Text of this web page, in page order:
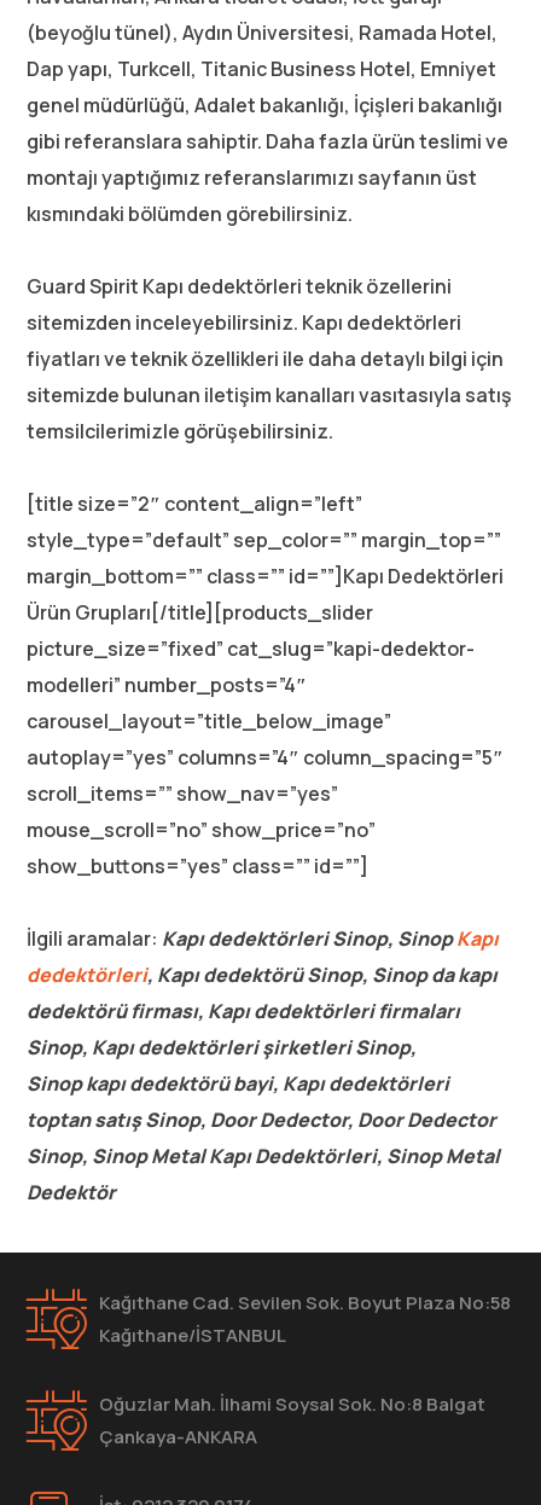
(beyoğlu tünel), Aydın Üniversitesi, Ramada Hotel,
Dap yapı, Turkcell, Titanic Business Hotel, Emniyet
genel müdürlüğü, Adalet bakanlığı, İçişleri bakanlığı
gibi referanslara sahiptir. Daha fazla ürün teslimi ve
montajı yaptığımız referanslarımızı sayfanın üst
kısmındaki bölümden görebilirsiniz.
Guard Spirit Kapı dedektörleri teknik özellerini
sitemizden inceleyebilirsiniz. Kapı dedektörleri
fiyatları ve teknik özellikleri ile daha detaylı bilgi için
sitemizde bulunan iletişim kanalları vasıtasıyla satış
temsilcilerimizle görüşebilirsiniz.
[title size=”2″ content_align=”left”
style_type=”default” sep_color=”” margin_top=””
margin_bottom=”” class=”” id=””]Kapı Dedektörleri
Ürün Grupları[/title][products_slider
picture_size=”fixed” cat_slug=”kapi-dedektor-
modelleri” number_posts=”4″
carousel_layout=”title_below_image”
autoplay=”yes” columns=”4″ column_spacing=”5″
scroll_items=”” show_nav=”yes”
mouse_scroll=”no” show_price=”no”
show_buttons=”yes” class=”” id=””]
İlgili aramalar: Kapı dedektörleri Sinop, SinopKapı
dedektörleri, Kapı dedektörü Sinop, Sinop da kapı
dedektörü firması, Kapı dedektörleri firmaları
Sinop, Kapı dedektörleri şirketleri Sinop,
Sinop kapı dedektörü bayi, Kapı dedektörleri
toptan satış Sinop, Door Dedector, Door Dedector
Sinop, Sinop Metal Kapı Dedektörleri, Sinop Metal
Dedektör
Kağıthane Cad. Sevilen Sok. Boyut Plaza No:58
Kağıthane/İSTANBUL
Oğuzlar Mah. İlhami Soysal Sok. No:8 Balgat
Çankaya-ANKARA